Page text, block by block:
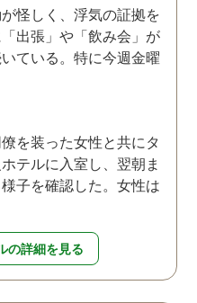
怪しく、浮気の証拠を
出張」や「飲み会」が
ている。特に今週金曜
を装った女性と共にタ
テルに入室し、翌朝ま
子を確認した。女性は
の詳細を見る